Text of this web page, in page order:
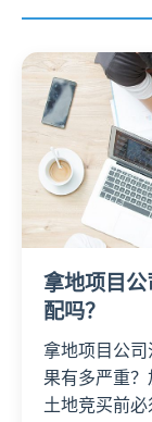
拿地项目
配吗？
拿地项目公
果有多严重？
土地竞买前